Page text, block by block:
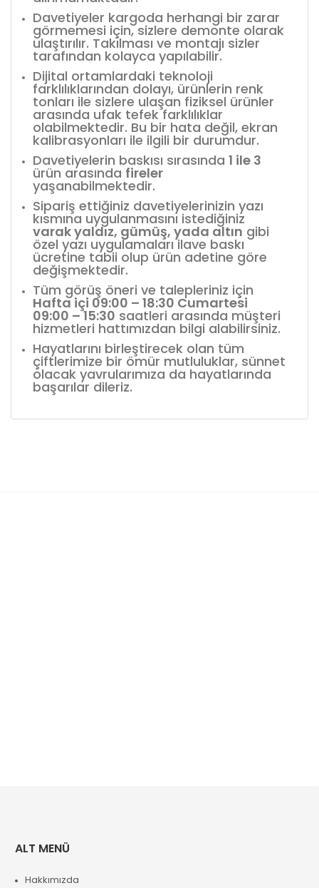
Davetiyeler kargoda herhangi bir zarar
görmemesi için, sizlere demonte olarak
ulaştırılır. Takılması ve montajı sizler
tarafından kolayca yapılabilir.
Dijital ortamlardaki teknoloji
farklılıklarından dolayı, ürünlerin renk
tonları ile sizlere ulaşan fiziksel ürünler
arasında ufak tefek farklılıklar
olabilmektedir. Bu bir hata değil, ekran
kalibrasyonları ile ilgili bir durumdur.
Davetiyelerin baskısı sırasında 1 ile 3
ürün arasında fireler
yaşanabilmektedir.
Sipariş ettiğiniz davetiyelerinizin yazı
kısmına uygulanmasını istediğiniz
varak yaldız, gümüş, yada altın gibi
özel yazı uygulamaları ilave baskı
ücretine tabii olup ürün adetine göre
değişmektedir.
Tüm görüş öneri ve talepleriniz için
Hafta içi 09:00 – 18:30 Cumartesi
09:00 – 15:30 saatleri arasında müşteri
hizmetleri hattımızdan bilgi alabilirsiniz.
Hayatlarını birleştirecek olan tüm
çiftlerimize bir ömür mutluluklar, sünnet
olacak yavrularımıza da hayatlarında
başarılar dileriz.
ALT MENÜ
Hakkımızda